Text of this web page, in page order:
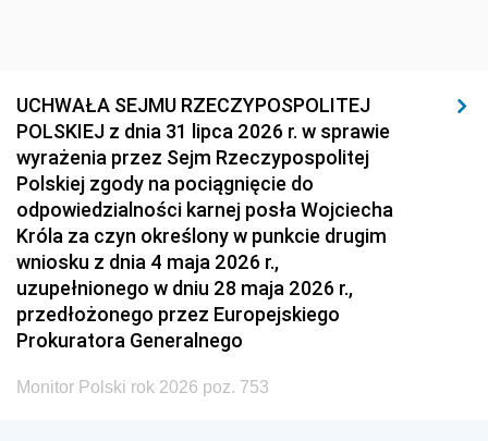
UCHWAŁA SEJMU RZECZYPOSPOLITEJ
POLSKIEJ z dnia 31 lipca 2026 r. w sprawie
wyrażenia przez Sejm Rzeczypospolitej
Polskiej zgody na pociągnięcie do
odpowiedzialności karnej posła Wojciecha
Króla za czyn określony w punkcie drugim
wniosku z dnia 4 maja 2026 r.,
uzupełnionego w dniu 28 maja 2026 r.,
przedłożonego przez Europejskiego
Prokuratora Generalnego
Monitor Polski rok 2026 poz. 753